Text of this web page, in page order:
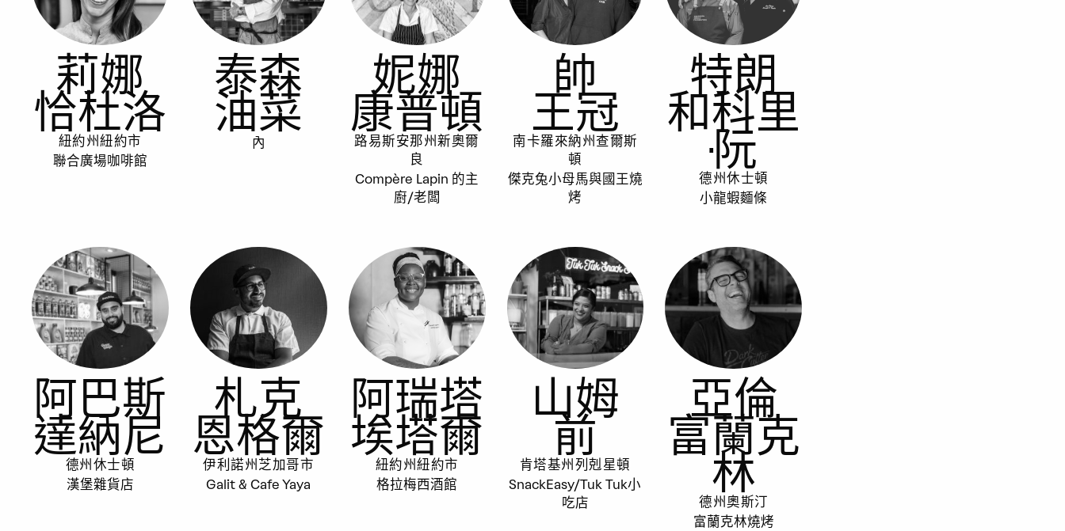
莉娜
恰杜洛
紐約州紐約市
聯合廣場咖啡館
泰森
油菜
內
妮娜
康普頓
路易斯安那州新奧爾
良
Compère Lapin 的主
廚/老闆
帥
王冠
南卡羅來納州查爾斯
頓
傑克兔小母馬與國王燒
烤
特朗
和科里
·阮
德州休士頓
小龍蝦麵條
阿巴斯
達納尼
德州休士頓
漢堡雜貨店
札克
恩格爾
伊利諾州芝加哥市
Galit & Cafe Yaya
阿瑞塔
埃塔爾
紐約州紐約市
格拉梅西酒館
山姆
前
肯塔基州列剋星頓
SnackEasy/Tuk Tuk小
吃店
亞倫
富蘭克
林
德州奧斯汀
富蘭克林燒烤